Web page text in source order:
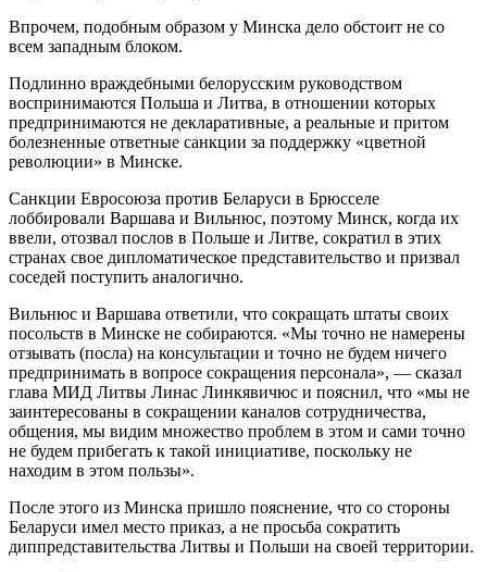
Впрочем, подобным образом у Минска дело обстоит не со
всем западным блоком.
Подлинно враждебными белорусским руководством
воспринимаются Польша и Литва, в отношении которых
предпринимаются не декларативные, а реальные и притом
болезненные ответные санкции за поддержку «цветной
революции» в Минске.
Санкции Евросоюза против Беларуси в Брюсселе
лоббировали Варшава и Вильнюс, поэтому Минск, когда их
ввели, отозвал послов в Польше и Литве, сократил в этих
странах свое дипломатическое представительство и призвал
соседей поступить аналогично.
Вильнюс и Варшава ответили, что сокращать штаты своих
посольств в Минске не собираются. «Мы точно не намерены
отзывать (посла) на консультации и точно не будем ничего
предпринимать в вопросе сокращения персонала», — сказал
глава МИД Литвы Линас Линкявичюс и пояснил, что «мы не
заинтересованы в сокращении каналов сотрудничества,
общения, мы видим множество проблем в этом и сами точно
не будем прибегать к такой инициативе, поскольку не
находим в этом пользы».
После этого из Минска пришло пояснение, что со стороны
Беларуси имел место приказ, а не просьба сократить
диппредставительства Литвы и Польши на своей территории.